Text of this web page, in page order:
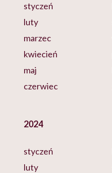
styczeń
luty
marzec
kwiecień
maj
czerwiec
2024
styczeń
luty